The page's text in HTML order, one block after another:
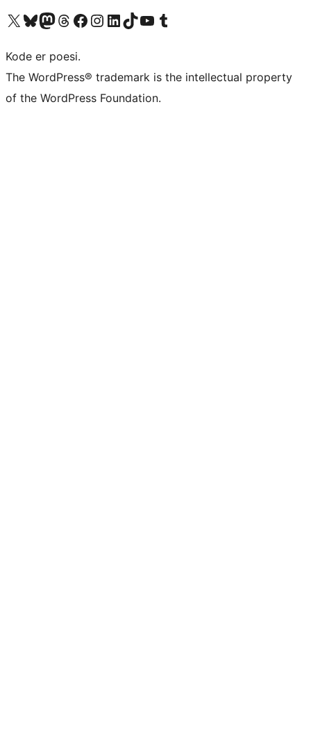
Besøk vår konto på X Visit our Bluesky account
Besøk vår Mastodon-konto
Visit our Threads account
Besøk vår Facebook-sideBesøk vår Instagram-konto
Besøk vår LinkedIn-konto
Visit our TikTok account
Visit our YouTube channel
Visit our Tumblr account
Kode er poesi.
The WordPress® trademark is the intellectual property
of the WordPress Foundation.